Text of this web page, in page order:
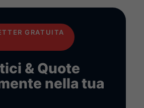
GRATUITA
& Quote
nella tua